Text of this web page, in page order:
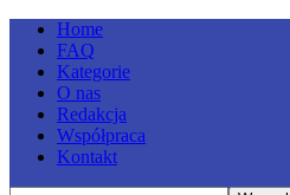
Home
FAQ
Kategorie
O nas
Redakcja
Współpraca
Kontakt